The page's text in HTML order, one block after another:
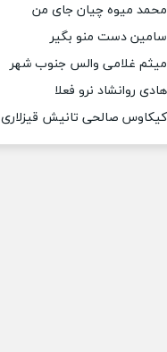
محمد میوه چیان جای من
سامین دست منو بگیر
میثم غلامی والس جنوب شهر
روانشاد نرو فعلا
کیکاوس صالحی تانیش قیزلاری